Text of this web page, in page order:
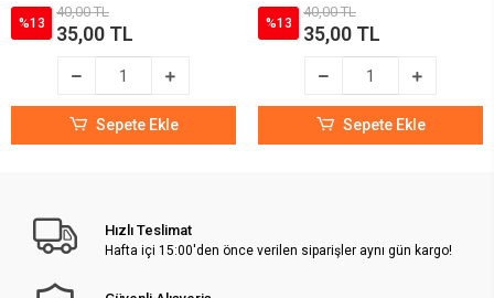
%13
40,00 TL
35,00 TL
Sepete Ekle
%13
40,00 TL
35,00 TL
Sepete Ekle
Hızlı Teslimat
Hafta içi 15:00'den önce verilen siparişler aynı gün kargo!